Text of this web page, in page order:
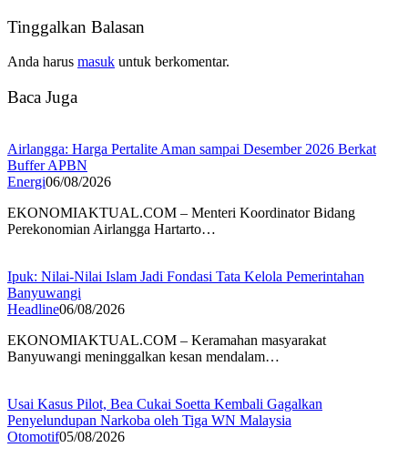
Tinggalkan Balasan
Anda harus masuk untuk berkomentar.
Baca Juga
Airlangga: Harga Pertalite Aman sampai Desember 2026 Berkat
Buffer APBN
Energi06/08/2026
EKONOMIAKTUAL.COM – Menteri Koordinator Bidang
Perekonomian Airlangga Hartarto…
Ipuk: Nilai-Nilai Islam Jadi Fondasi Tata Kelola Pemerintahan
Banyuwangi
Headline06/08/2026
EKONOMIAKTUAL.COM – Keramahan masyarakat
Banyuwangi meninggalkan kesan mendalam…
Usai Kasus Pilot, Bea Cukai Soetta Kembali Gagalkan
Penyelundupan Narkoba oleh Tiga WN Malaysia
Otomotif05/08/2026